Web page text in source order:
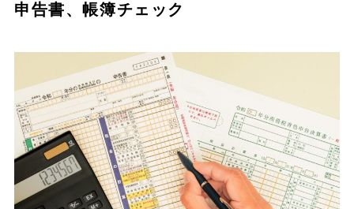
申告書、帳簿チェック